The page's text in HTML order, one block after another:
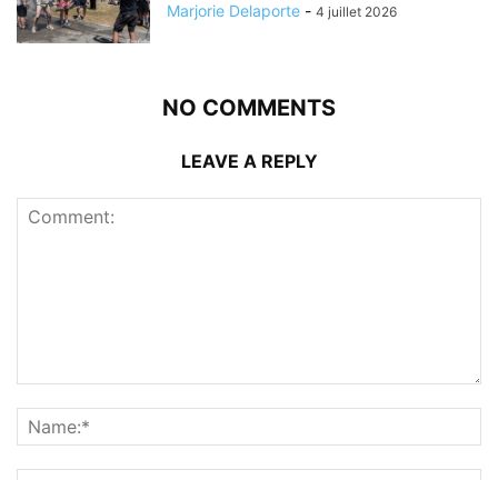
Marjorie Delaporte - 4 juillet 2026
NO COMMENTS
LEAVE A REPLY